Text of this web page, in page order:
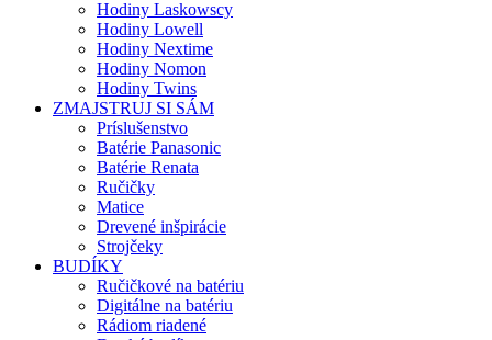
Hodiny Laskowscy
Hodiny Lowell
Hodiny Nextime
Hodiny Nomon
Hodiny Twins
ZMAJSTRUJ SI SÁM
Príslušenstvo
Batérie Panasonic
Batérie Renata
Ručičky
Matice
Drevené inšpirácie
Strojčeky
BUDÍKY
Ručičkové na batériu
Digitálne na batériu
Rádiom riadené